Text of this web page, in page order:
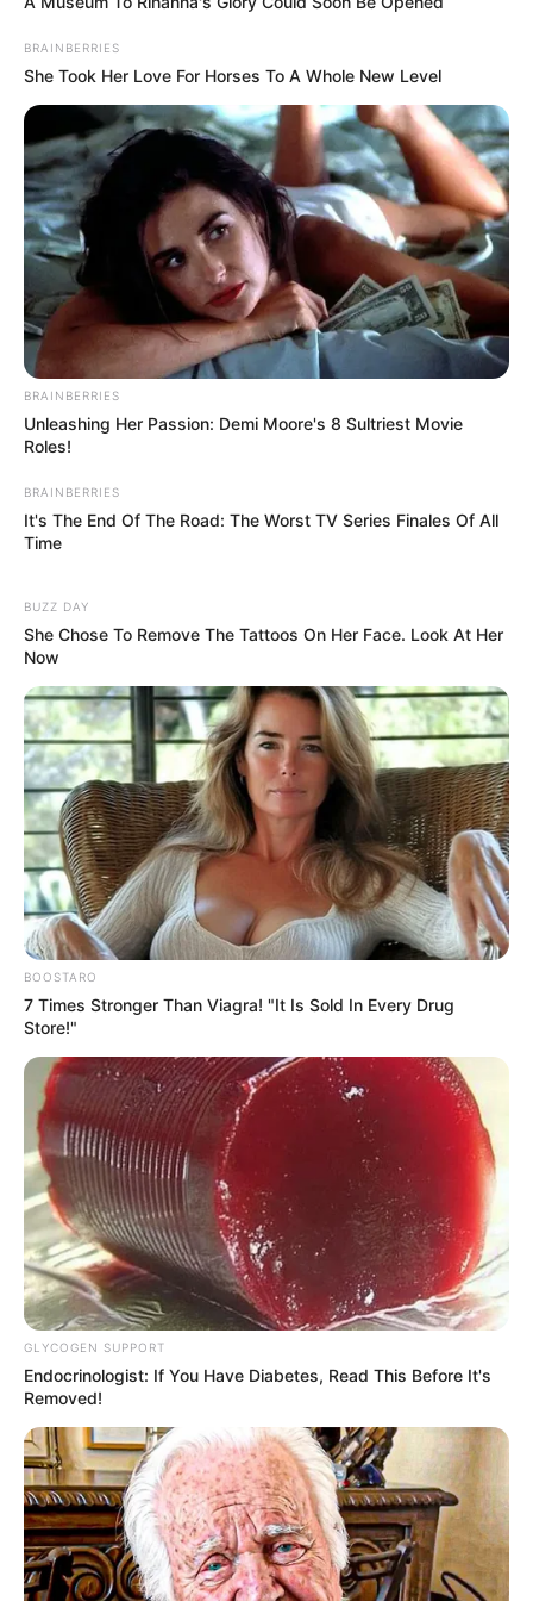
Quinté du jour, soit un cheval ou des chevaux en or.
Parmi les plus cités de la presse du Turf d’où on
l’espère une véritable base solide, fiable et logique.
4 HOOKER BERRY
9 HOHNECK
Pronostic Quinté en 6 chevaux
4 HOOKER BERRY
9 HOHNECK
11 HAPPY VALLEY
13 HERAUT D’ARMES
6 CHIRU
7 ONAS PRINCE
A découvrir cetteBase Quinté et l’Outsider du jour.
CHAMPIONNAT EUROPEEN DES 5 ANS
notre regret dans ce Quinté
Pour vous proposer le meilleur pronostic PMU
gagnant en 6 chevaux nous n’avons pas d’autre
solution que de faire des choix, ce sera donc notre
regret du jour, cela dit pour venir pimenter les
rapports, et si vous avez les moyens de l’intégrer
dans une combinaison en champ élargi, alors
pourquoi pas…
5 BLACKFLASH BAR
CHAMPIONNAT EUROPEEN DES 5 ANS en
cas de non partant dans le Quinté
En cas de non partant de dernière minute ou peut-
être dans l’idée de venir pimenter les rapports dans
ce Tiercé Quarté Quinté voici notre « joker » et
certainement à belle cote pour la course du jour.
BRAINBERRIES
She Took Her Love For Horses To A Whole New Level
BRAINBERRIES
Unleashing Her Passion: Demi Moore's 8 Sultriest Movie
Roles!
BRAINBERRIES
It's The End Of The Road: The Worst TV Series Finales Of All
Time
BUZZ DAY
She Chose To Remove The Tattoos On Her Face. Look At Her
Now
BOOSTARO
7 Times Stronger Than Viagra! "It Is Sold In Every Drug
Store!"
GLYCOGEN SUPPORT
Endocrinologist: If You Have Diabetes, Read This Before It's
Removed!